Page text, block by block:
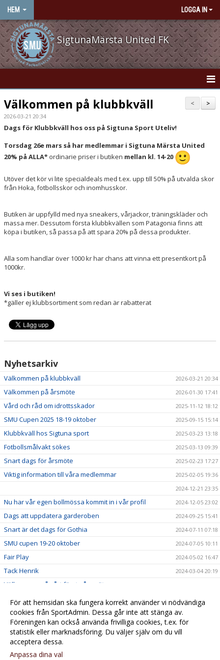
HEM LOGGA IN
SigtunaMärsta United FK
HEM
NYHETER
OM KLUBBEN
KONTAKT
VÅRA LAG/TRÄNARE
MATCHER
DOKUMENT
>
<
Välkommen på klubbkväll
2026-03-21 20:34
Dags för Klubbkväll hos oss på Sigtuna Sport Uteliv!
Torsdag 26e mars så har medlemmar i Sigtuna Märsta United
20% på ALLA* ordinarie priser i butiken mellan kl. 14-20
Utöver det kör vi lite specialdeals med t.ex. upp till 50% på utvalda skor
från Hoka, fotbollsskor och inomhusskor.
Butiken är uppfylld med nya sneakers, vårjackor, träningskläder och
massa mer. Dessutom första klubbkvällen som Patagonia finns att
köpa i butiken, så passa på att spara 20% på dessa produkter.
Alla som handlar över 1000 kr har chans att vinna ett presentkort på
1000kr.
Vi ses i butiken!
*gäller ej klubbsortiment som redan är rabatterat
Nyhetsarkiv
Välkommen på klubbkväll 2026-03-21 20:34
Välkommen på årsmöte 2026-01-30 17:41
Vård och råd om idrottsskador 2025-11-12 18:12
SMU Cupen 2025 18-19 oktober 2025-09-15 15:14
Klubbkväll hos Sigtuna sport 2025-03-23 13:18
Fotbollsmålvakt sökes 2025-03-13 09:39
Snart dags för årsmöte 2025-02-23 17:27
Viktig information till våra medlemmar
2025-02-05 19:36
2024-12-21 23:35
Nu har vår egen bollmössa kommit in i vår profil 2024-12-05 23:02
Dags att uppdatera garderoben 2024-09-25 15:41
Snart är det dags för Gothia 2024-07-11 07:18
SMU cupen 19-20 oktober 2024-07-05 10:11
Fair Play 2024-05-02 16:47
Tack Henrik 2024-03-04 20:19
Välkommen på vårt första årsmöte
Grattis F08 2023-11-07 21:57
Planeringen inför nästa säsong är i full gång 2023-11-06 21:41
Nu kan du stötta oss via Gräsroten 2023-10-31 20:41
För att hemsidan ska fungera korrekt använder vi nödvändiga
cookies från SportAdmin. Dessa går inte att stänga av.
Föreningen kan också använda frivilliga cookies, t.ex. för
statistik eller marknadsföring. Du väljer själv om du vill
acceptera dessa.
Anpassa dina val